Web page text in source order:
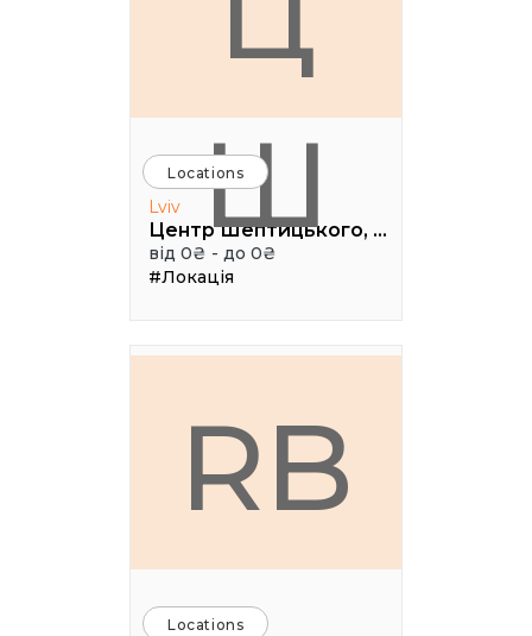
Ш
Locations
Lviv
Центр Шептицького, 1 поверх, паркова аудиторія
від 0₴ - до 0₴
#Локація
RB
Locations